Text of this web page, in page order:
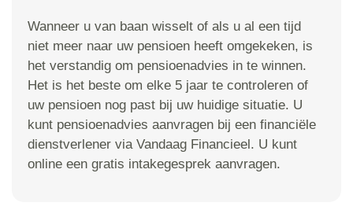
Wanneer u van baan wisselt of als u al een tijd
niet meer naar uw pensioen heeft omgekeken, is
het verstandig om pensioenadvies in te winnen.
Het is het beste om elke 5 jaar te controleren of
uw pensioen nog past bij uw huidige situatie. U
kunt pensioenadvies aanvragen bij een financiële
dienstverlener via Vandaag Financieel. U kunt
online een gratis intakegesprek aanvragen.